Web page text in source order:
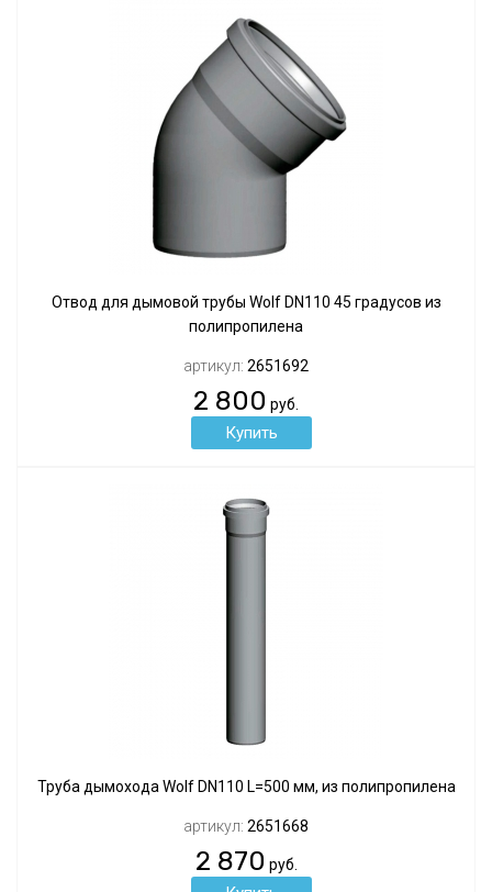
Отвод для дымовой трубы Wolf DN110 45 градусов из
полипропилена
артикул: 2651692
2 800 руб.
Труба дымохода Wolf DN110 L=500 мм, из полипропилена
артикул: 2651668
2 870 руб.